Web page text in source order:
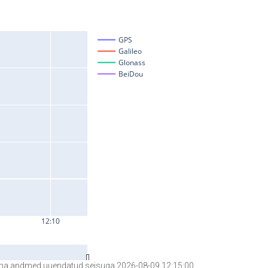
andmed uuendatud seisuga 2026-08-09 12:15:00